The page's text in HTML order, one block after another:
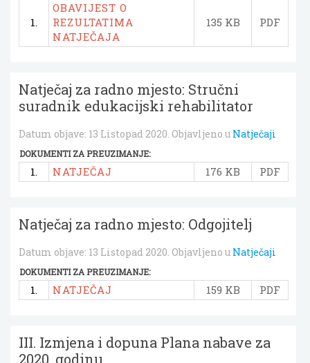
1.
OBAVIJEST O
REZULTATIMA
NATJEČAJA
135 KB PDF
Natječaj za radno mjesto: Stručni
suradnik edukacijski rehabilitator
Datum objave: 13 Listopad 2020. Objavljeno u Natječaji
DOKUMENTI ZA PREUZIMANJE:
1. NATJEČAJ 176 KB PDF
Natječaj za radno mjesto: Odgojitelj
Datum objave: 13 Listopad 2020. Objavljeno u Natječaji
DOKUMENTI ZA PREUZIMANJE:
1. NATJEČAJ 159 KB PDF
III. Izmjena i dopuna Plana nabave za
2020. godinu